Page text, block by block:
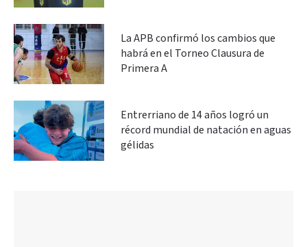
La APB confirmó los cambios que
habrá en el Torneo Clausura de
Primera A
Entrerriano de 14 años logró un
récord mundial de natación en aguas
gélidas